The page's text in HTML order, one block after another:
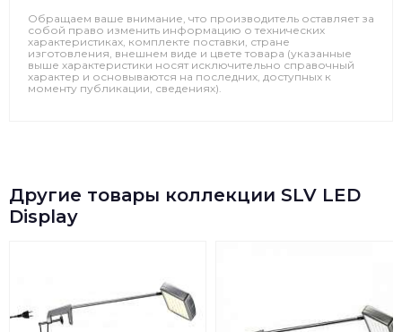
Обращаем ваше внимание, что производитель оставляет за
собой право изменить информацию о технических
характеристиках, комплекте поставки, стране
изготовления, внешнем виде и цвете товара (указанные
выше характеристики носят исключительно справочный
характер и основываются на последних, доступных к
моменту публикации, сведениях).
Другие товары коллекции SLV LED
Display